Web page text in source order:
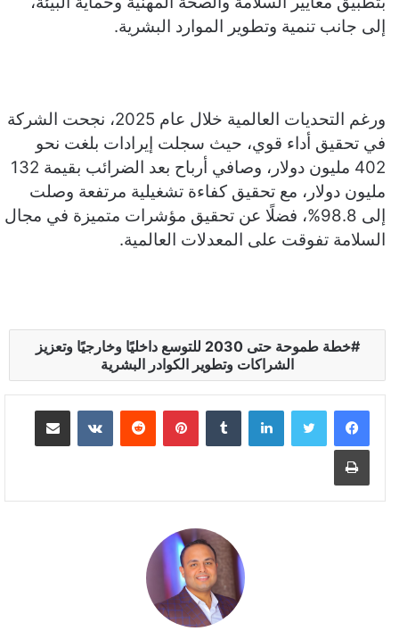
إلى جانب تنمية وتطوير الموارد البشرية.
ورغم التحديات العالمية خلال عام 2025، نجحت الشركة
في تحقيق أداء قوي، حيث سجلت إيرادات بلغت نحو
402 مليون دولار، وصافي أرباح بعد الضرائب بقيمة 132
مليون دولار، مع تحقيق كفاءة تشغيلية مرتفعة وصلت
إلى 98.8%، فضلًا عن تحقيق مؤشرات متميزة في مجال
السلامة تفوقت على المعدلات العالمية.
خطة طموحة حتى 2030 للتوسع داخليًا وخارجيًا وتعزيز
الشراكات وتطوير الكوادر البشرية
لينكدإن بينتيريست مشاركة عبر البريد
طباعة